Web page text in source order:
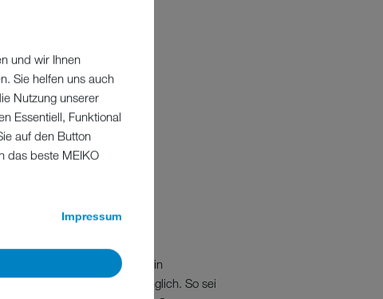
und wir Ihnen
Sie helfen uns auch
Nutzung unserer
Essentiell, Funktional
auf den Button
das beste MEIKO
Impressum
zu optimieren?
in der Pflege, gerade in
noch eingeschränkt zugänglich. So sei